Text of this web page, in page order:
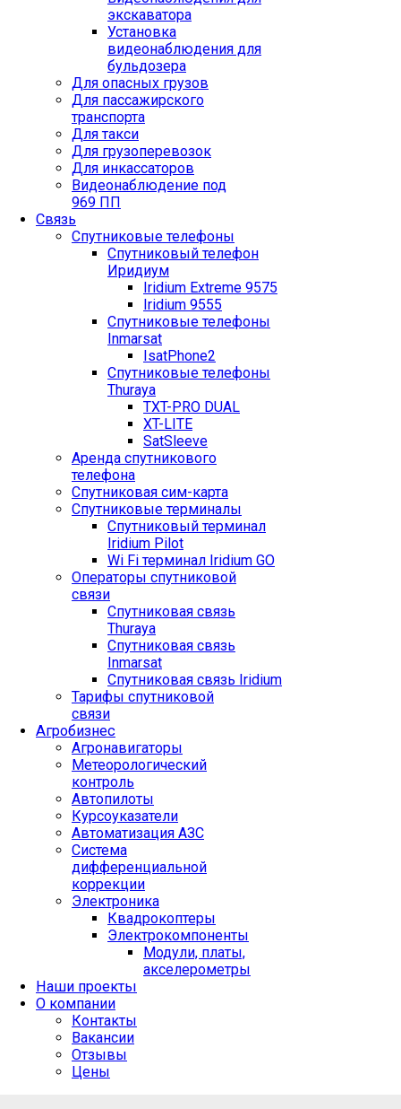
экскаватора
Установка
видеонаблюдения для
бульдозера
Для опасных грузов
Для пассажирского
транспорта
Для такси
Для грузоперевозок
Для инкассаторов
Видеонаблюдение под
969 ПП
Связь
Спутниковые телефоны
Спутниковый телефон
Иридиум
Iridium Extreme 9575
Iridium 9555
Спутниковые телефоны
Inmarsat
IsatPhone2
Спутниковые телефоны
Thuraya
TXT-PRO DUAL
XT-LITE
SatSleeve
Аренда спутникового
телефона
Спутниковая сим-карта
Спутниковые терминалы
Спутниковый терминал
Iridium Pilot
Wi Fi терминал Iridium GO
Операторы спутниковой
связи
Спутниковая связь
Thuraya
Спутниковая связь
Inmarsat
Спутниковая связь Iridium
Тарифы спутниковой
связи
Агробизнес
Агронавигаторы
Метеорологический
контроль
Автопилоты
Курсоуказатели
Автоматизация АЗС
Система
дифференциальной
коррекции
Электроника
Квадрокоптеры
Электрокомпоненты
Модули, платы,
акселерометры
Наши проекты
О компании
Контакты
Вакансии
Отзывы
Цены